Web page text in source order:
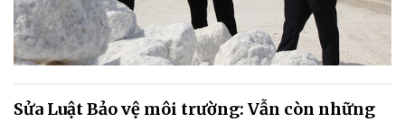
Sửa Luật Bảo vệ môi trường: Vẫn còn những